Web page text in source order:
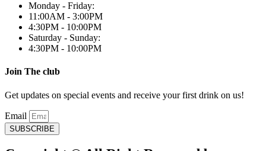
Monday - Friday:
11:00AM - 3:00PM
4:30PM - 10:00PM
Saturday - Sunday:
4:30PM - 10:00PM
Join The club
Get updates on special events and receive your first drink on us!
Email
SUBSCRIBE